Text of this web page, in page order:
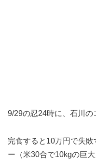
9/29の忍24時に、石川の
完食すると10万円で失
ー（米30合で10kgの巨